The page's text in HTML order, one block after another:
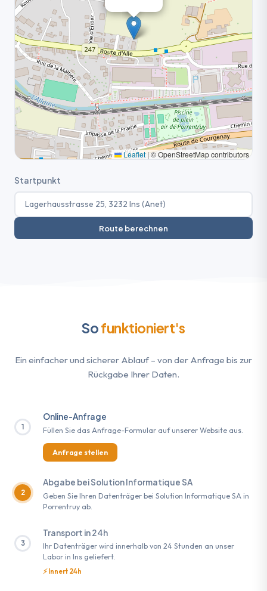
Leaflet|© OpenStreetMap contributors
Startpunkt
Route berechnen
Sofunktioniert's
Ein einfacher und sicherer Ablauf – von der Anfrage bis zur
Rückgabe Ihrer Daten.
1
Online-Anfrage
Füllen Sie das Anfrage-Formular auf unserer Website aus.
Anfrage stellen
2
Abgabe bei Solution Informatique SA
Geben Sie Ihren Datenträger bei Solution Informatique SA in
Porrentruy ab.
3
Transport in 24h
Ihr Datenträger wird innerhalb von 24 Stunden an unser
Labor in Ins geliefert.
⚡ Innert 24h